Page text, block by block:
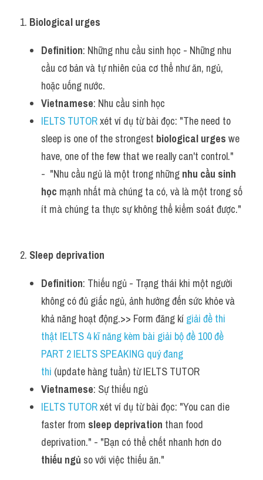
1. Biological urges
Definition: Những nhu cầu sinh học - Những nhu
cầu cơ bản và tự nhiên của cơ thể như ăn, ngủ,
hoặc uống nước.
Vietnamese: Nhu cầu sinh học
IELTS TUTOR xét ví dụ từ bài đọc: "The need to
sleep is one of the strongest biological urges we
have, one of the few that we really can't control."
-  "Nhu cầu ngủ là một trong những nhu cầu sinh
học mạnh nhất mà chúng ta có, và là một trong số
ít mà chúng ta thực sự không thể kiểm soát được."
2. Sleep deprivation
Definition: Thiếu ngủ - Trạng thái khi một người
không có đủ giấc ngủ, ảnh hưởng đến sức khỏe và
khả năng hoạt động.>> Form đăng kí giải đề thi
thật IELTS 4 kĩ năng kèm bài giải bộ đề 100 đề
PART 2 IELTS SPEAKING quý đang
thi (update hàng tuần) từ IELTS TUTOR
Vietnamese: Sự thiếu ngủ
IELTS TUTOR xét ví dụ từ bài đọc: "You can die
faster from sleep deprivation than food
thiếu ngủ so với việc thiếu ăn."